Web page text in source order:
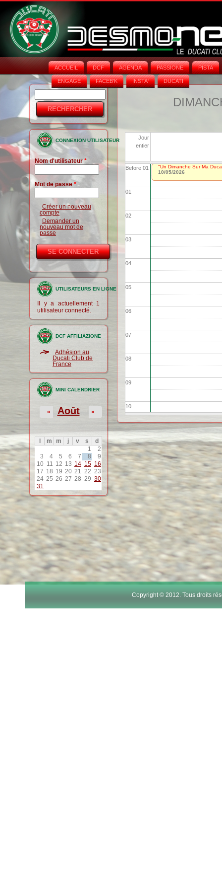
ACCUEIL DCF AGENDA PASSIONE PISTA
ENGAGE FACEB'K INSTA‘ DUCATI
Formulaire
de
recherche
CONNEXION UTILISATEUR
Nom d'utilisateur*
Mot de passe *
Créer un nouveau
compte
Demander un
nouveau mot de
passe
UTILISATEURS EN LIGNE
Il y a actuellement 1
utilisateur connecté.
DCF AFFILIAZIONE
Adhésion au
Ducati Club de
France
MINI CALENDRIER
Août
« »
m m j v s
d
1
2
3
4 5 6 7 8
9
10 11 12 13 14 15 16
17 18 19 20 21 22 23
24 25 26 27 28 29 30
31
Jour
entier
Before 01
01
02
03
04
05
06
07
08
09
10
11
12
13
15
17
"Un Dimanche Sur Ma
10/05/2026
Copyright © 2012. Tous droits